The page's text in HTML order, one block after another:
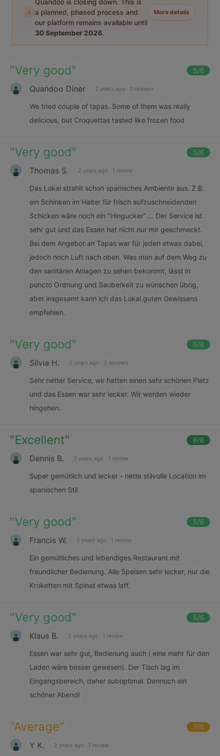
i
Quandoo is closing down. This is
a planned, phased process and
our platform remains available until
30 September 2026.
More details
"Very good" 5/6
Quandoo Diner 2 years ago · 0 reviews
We tried couple of tapas. Some of them was really
delicious, but Croquettas tasted like frozen food
"Very good" 5/6
Thomas S. 2 years ago · 1 review
Das Lokal strahlt schon spanisches Ambiente aus. Z.B.
ein Schinken im Halter für frisch aufzuschneidenden
Schicken wäre noch ein "Hingucker".... Der Service ist
sehr gut und das Essen hat nicht nur mir geschmeckt.
Bei dem Angebot an Tapas war für jeden etwas dabei,
jedoch noch Luft nach oben. Was man auf dem Weg zu
den sanitären Anlagen zu sehen bekommt, lässt in
puncto Ordnung und Sauberkeit zu wünschen übrig,
aber insgesamt kann ich das Lokal guten Gewissens
empfehlen.
"Very good" 5/6
Silvia H. 2 years ago · 2 reviews
Sehr netter Service, wir hatten einen sehr schönen Platz
und das Essen war sehr lecker. Wir werden wieder
hingehen.
"Excellent" 6/6
Dennis B. 2 years ago · 1 review
Super gemütlich und lecker - nette stilvolle Location im
spanischen Stil
"Very good" 5/6
Francis W. 2 years ago · 1 review
Ein gemütliches und lebendiges Restaurant mit
freundlicher Bedienung. Alle Speisen sehr lecker, nur die
Kroketten mit Spinat etwas laff.
"Very good" 5/6
Klaus B. 2 years ago · 1 review
Essen war sehr gut, Bedienung auch ( eine mehr für den
Laden wäre besser gewesen). Der Tisch lag im
Eingangsbereich, daher suboptimal. Dennoch ein
schöner Abend!
"Average" 3/6
Y K. 2 years ago · 1 review